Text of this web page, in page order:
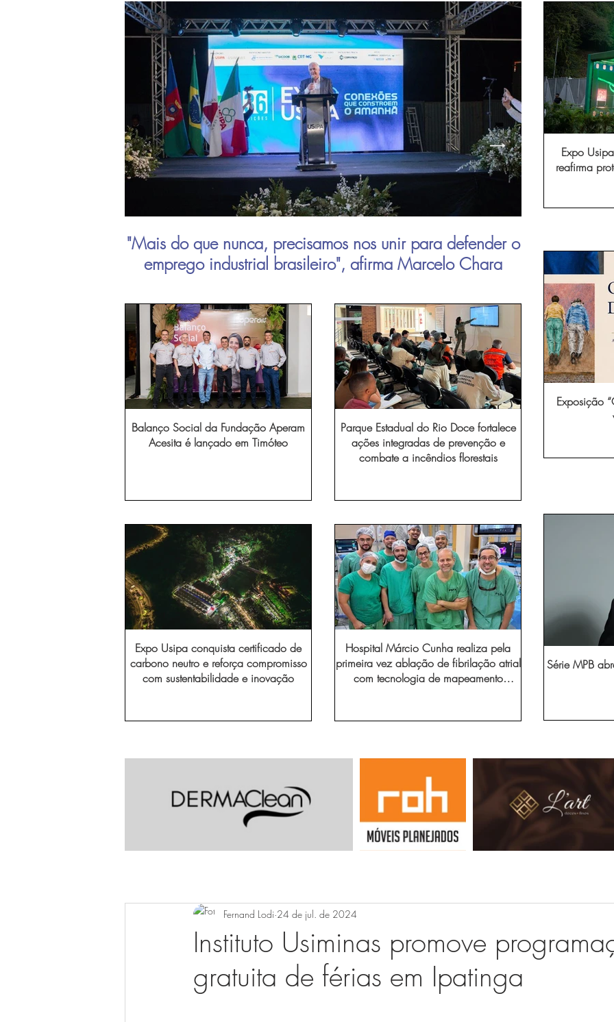
"Mais do que nunca, precisamos nos unir para defender o
emprego industrial brasileiro", afirma Marcelo Chara
viagens
Balanço Social da Fundação Aperam
Acesita é lançado em Timóteo
Parque Estadual do Rio Doce fortalece
ações integradas de prevenção e
combate a incêndios florestais
Expo
reafirma
Exposição
Expo Usipa conquista certificado de
carbono neutro e reforça compromisso
com sustentabilidade e inovação
Hospital Márcio Cunha realiza pela
primeira vez ablação de fibrilação atrial
com tecnologia de mapeamento
Série MPB
Instituto Usiminas promove
gratuita de férias em Ipatinga
Fernand Lodi 24 de jul. de 2024